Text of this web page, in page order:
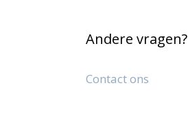
Andere vragen?
Contact ons